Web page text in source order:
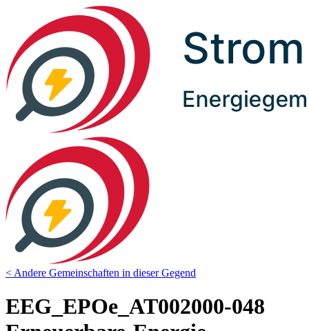
< Andere Gemeinschaften in dieser Gegend
EEG_EPOe_AT002000-048